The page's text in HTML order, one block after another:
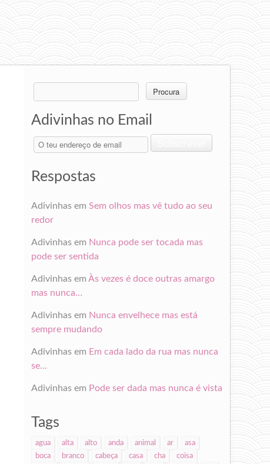
Search
for:
Adivinhas no Email
O
teu
de
Respostas
Adivinhasem Sem olhos mas vê tudo ao seu
redor
Adivinhasem Nunca pode ser tocada mas
pode ser sentida
Adivinhasem Às vezes é doce outras amargo
mas nunca…
Adivinhasem Nunca envelhece mas está
sempre mudando
Adivinhasem Em cada lado da rua mas nunca
se…
Adivinhasem Pode ser dada mas nunca é vista
Tags
agua alta alto anda animal ar
asa
boca
branco cabeça casa cha
coisa